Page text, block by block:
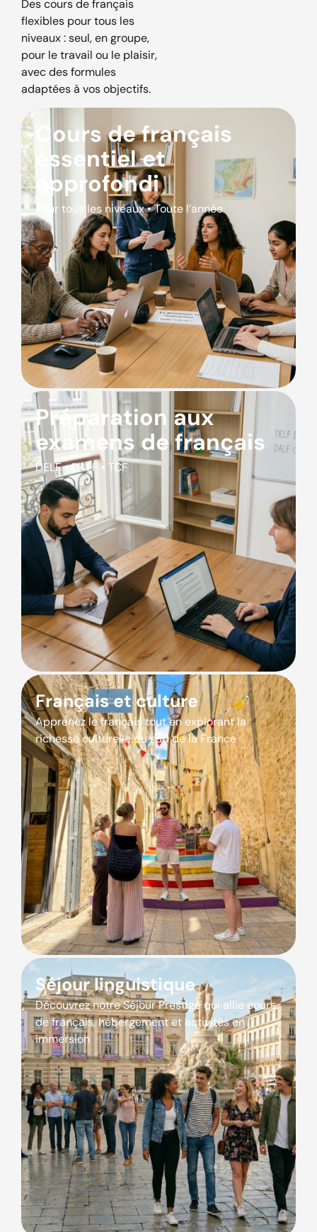
Des cours de français
flexibles pour tous les
niveaux : seul, en groupe,
pour le travail ou le plaisir,
avec des formules
adaptées à vos objectifs.
Cours de français
essentiel et
approfondi
Pour tous les niveaux • Toute l’année
Préparation aux
examens de français
DELF • DALF • TCF
Français et culture
Apprenez le français tout en explorant la
richesse culturelle du sud de la France
Séjour linguistique
Découvrez notre Séjour Prestige qui allie cours
de français, hébergement et activités en
immersion